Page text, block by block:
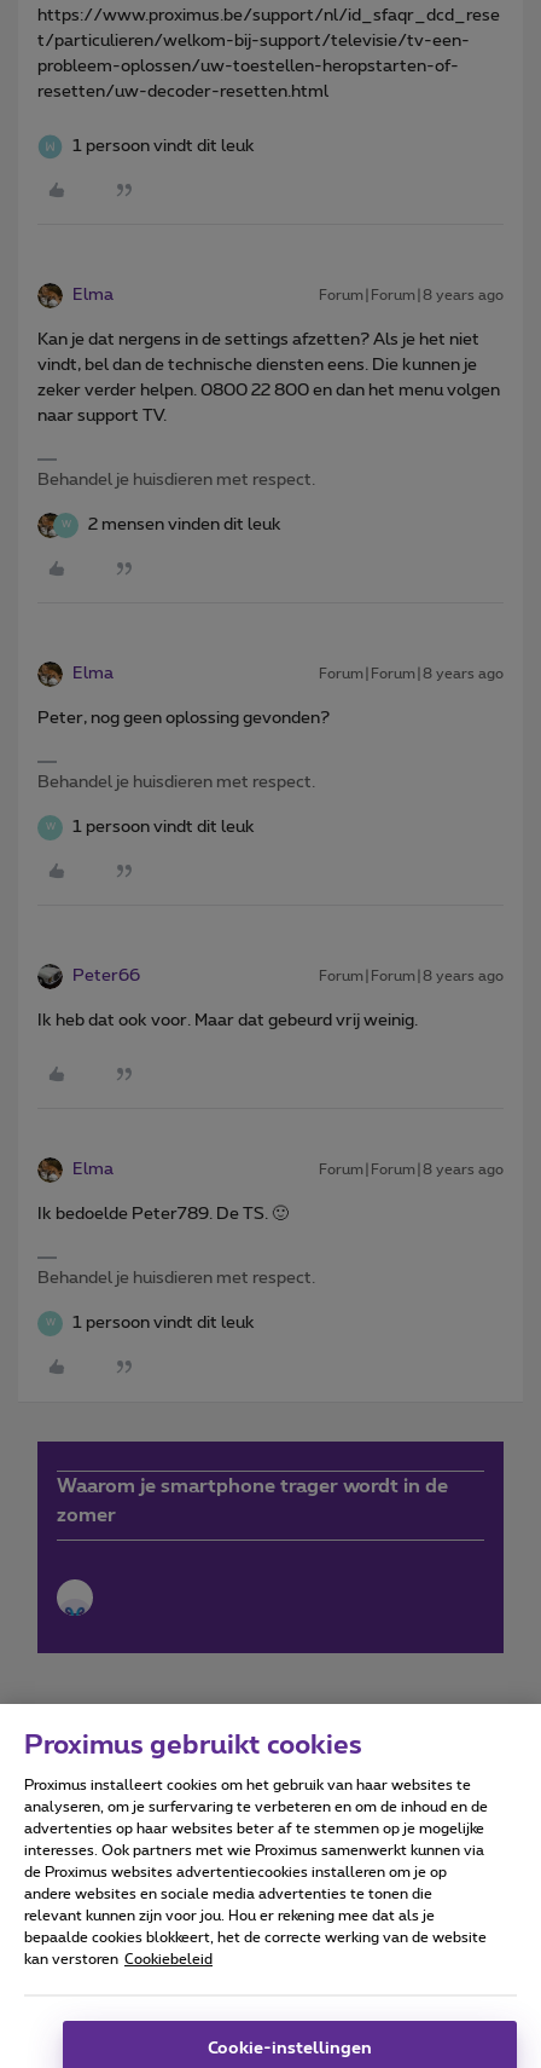
https://www.proximus.be/support/nl/id_sfaqr_dcd_rese
t/particulieren/welkom-bij-support/televisie/tv-een-
probleem-oplossen/uw-toestellen-heropstarten-of-
resetten/uw-decoder-resetten.html
1 persoon vindt dit leuk
Elma Forum|Forum|8 years ago
Kan je dat nergens in de settings afzetten? Als je het niet
vindt, bel dan de technische diensten eens. Die kunnen je
zeker verder helpen. 0800 22 800 en dan het menu volgen
naar support TV.
Behandel je huisdieren met respect.
W 2 mensen vinden dit leuk
Elma Forum|Forum|8 years ago
Peter, nog geen oplossing gevonden?
Behandel je huisdieren met respect.
W 1 persoon vindt dit leuk
Peter66 Forum|Forum|8 years ago
Ik heb dat ook voor. Maar dat gebeurd vrij weinig.
Elma Forum|Forum|8 years ago
Ik bedoelde Peter789. De TS. 🙂
Behandel je huisdieren met respect.
W 1 persoon vindt dit leuk
Waarom je smartphone trager wordt in de
zomer
Forumvoorwaarden Accessibility statement
Alle rechten voorbehouden. © Proximus
Algemene voorwaarden, consumenteninfo
Deze website is gecreëerd en wordt beheerd conform het
Proximus gebruikt cookies
Proximus installeert cookies om het gebruik van haar websites te
analyseren, om je surfervaring te verbeteren en om de inhoud en de
advertenties op haar websites beter af te stemmen op je mogelijke
interesses. Ook partners met wie Proximus samenwerkt kunnen via
de Proximus websites advertentiecookies installeren om je op
andere websites en sociale media advertenties te tonen die
relevant kunnen zijn voor jou. Hou er rekening mee dat als je
bepaalde cookies blokkeert, het de correcte werking van de website
kan verstoren Cookiebeleid
Cookie-instellingen